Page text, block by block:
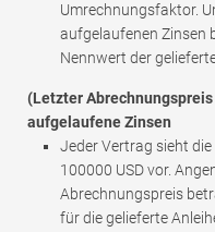
Umrechnungsfaktor.
aufgelaufenen Zinsen
Nennwert der
(Letzter
aufgelaufene Zinsen
Jeder Vertrag sieht
100000 USD vor.
Abrechnungspreis
für die gelieferte